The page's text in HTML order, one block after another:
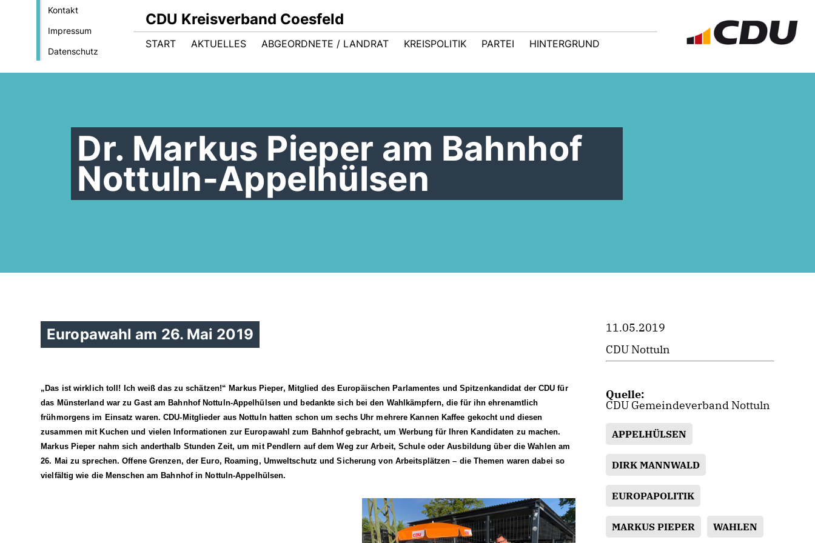
Kontakt
Impressum
Datenschutz
CDU Kreisverband Coesfeld
START AKTUELLES ABGEORDNETE / LANDRAT KREISPOLITIK PARTEI HINTERGRUND
Dr. Markus Pieper am Bahnhof
Nottuln-Appelhülsen
Europawahl am 26. Mai 2019
Das ist wirklich toll! Ich weiß das zu schätzen!“ Markus Pieper, Mitglied des Europäischen Parlamentes und Spitzenkandidat der CDU für
das Münsterland war zu Gast am Bahnhof Nottuln-Appelhülsen und bedankte sich bei den Wahlkämpfern, die für ihn ehrenamtlich
frühmorgens im Einsatz waren. CDU-Mitglieder aus Nottuln hatten schon um sechs Uhr mehrere Kannen Kaffee gekocht und diesen
zusammen mit Kuchen und vielen Informationen zur Europawahl zum Bahnhof gebracht, um Werbung für Ihren Kandidaten zu machen.
Markus Pieper nahm sich anderthalb Stunden Zeit, um mit Pendlern auf dem Weg zur Arbeit, Schule oder Ausbildung über die Wahlen am
26. Mai zu sprechen. Offene Grenzen, der Euro, Roaming, Umweltschutz und Sicherung von Arbeitsplätzen – die Themen waren dabei so
vielfältig wie die Menschen am Bahnhof in Nottuln-Appelhülsen.
11.05.2019
CDU Nottuln
Quelle:
CDU Gemeindeverband Nottuln
APPELHÜLSEN
DIRK MANNWALD
EUROPAPOLITIK
MARKUS PIEPER WAHLEN